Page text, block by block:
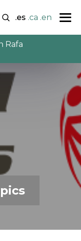
.es .ca .en
Rafa